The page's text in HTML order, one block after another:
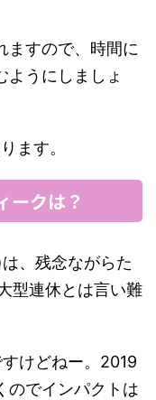
ますので、時間に
ようにしましょ
ます。
ークは？
、残念ながらた
型連休とは言い難
けどねー。2019
のでインパクトは